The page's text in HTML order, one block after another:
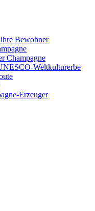
Bewohner
Champagne
Weltkulturerbe
Erzeuger